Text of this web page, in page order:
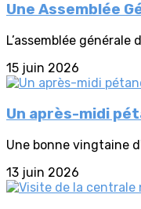
Une Assemblée
L’assemblée
15 juin 2026
Un après-midi
Une bonne vingtaine
13 juin 2026